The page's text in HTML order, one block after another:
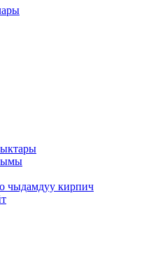
чыдамдуу кирпич